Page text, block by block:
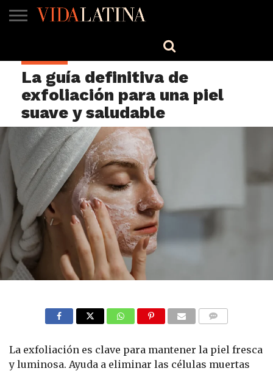
TV
La guía definitiva de
exfoliación para una piel
suave y saludable
La exfoliación es clave para mantener la piel fresca
y luminosa. Ayuda a eliminar las células muertas